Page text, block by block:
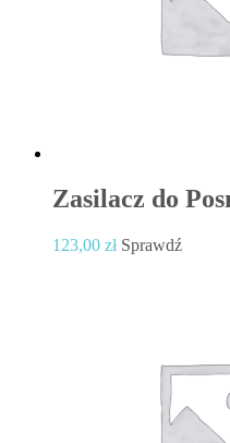
Zasilacz do
123,00 zł Sprawdź